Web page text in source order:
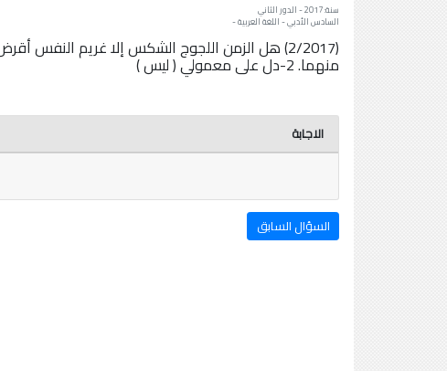
سنة: 2017 - الدور الثاني
السادس الأدبي - اللغة العربية -
منهما. 2-دل على معمولي ( ليس )
الاجابة
السؤال السابق